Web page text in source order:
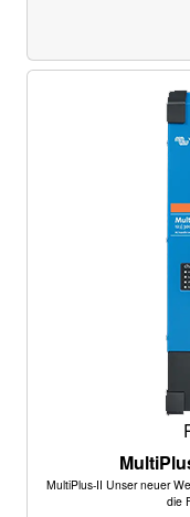
MultiPlus-II Unser neuer
die